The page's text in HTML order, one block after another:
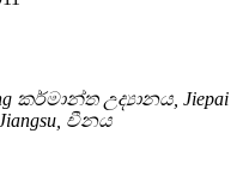
කර්මාන්ත උද්‍යානය, Jiepai
චීනය